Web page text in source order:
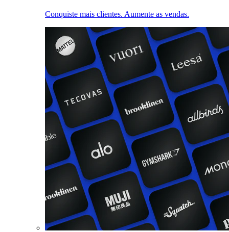
Conquiste mais clientes. Aumente as vendas.